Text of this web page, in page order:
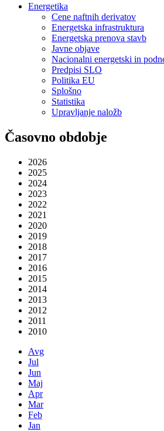
Energetika
Cene naftnih derivatov
Energetska infrastruktura
Energetska prenova stavb
Javne objave
Nacionalni energetski in
Predpisi SLO
Politika EU
Splošno
Statistika
Upravljanje naložb
Časovno obdobje
2026
2025
2024
2023
2022
2021
2020
2019
2018
2017
2016
2015
2014
2013
2012
2011
2010
Avg
Jul
Jun
Maj
Apr
Mar
Feb
Jan